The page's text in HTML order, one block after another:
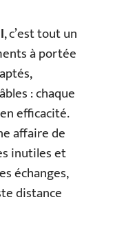
, c’est tout un
à portée
: chaque
efficacité.
affaire de
inutiles et
échanges,
distance